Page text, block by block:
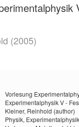
(2005)
Vorlesung
Experimentalphysik V -
Kleiner, Reinhold (author)
Physik,